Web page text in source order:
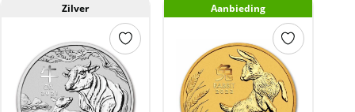
Zilver Aanbieding